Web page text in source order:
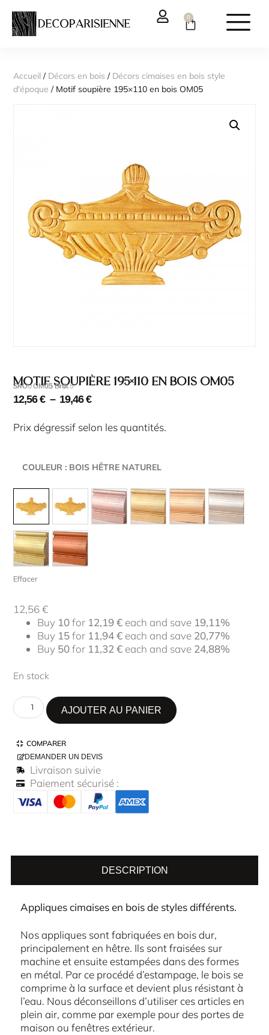
0
Accueil / Décors en bois / Décors cimaises en bois style
d'époque / Motif soupière 195×110 en bois OM05
Motif soupière 195×110 en bois OM05
SKU : OM05
SKU : OM05 Brut
12,56€ – 19,46€
Prix dégressif selon les quantités.
COULEUR : BOIS HÊTRE NATUREL
Effacer
12,56€
Buy 10for 12,19€ each and save 19,11%
Buy 15for 11,94€ each and save 20,77%
Buy 50for 11,32€ each and save 24,88%
En stock
AJOUTER AU PANIER
COMPARER
DEMANDER UN DEVIS
Livraison suivie
Paiement sécurisé :
DESCRIPTION
Appliques cimaises en bois de styles différents.
Nos appliques sont fabriquées en bois dur,
principalement en hêtre. Ils sont fraisées sur
machine et ensuite estampées dans des formes
en métal. Par ce procédé d’estampage, le bois se
comprime à la surface et devient plus résistant à
l’eau. Nous déconseillons d’utiliser ces articles en
plein air, comme par exemple pour des portes de
maison ou fenêtres extérieur.